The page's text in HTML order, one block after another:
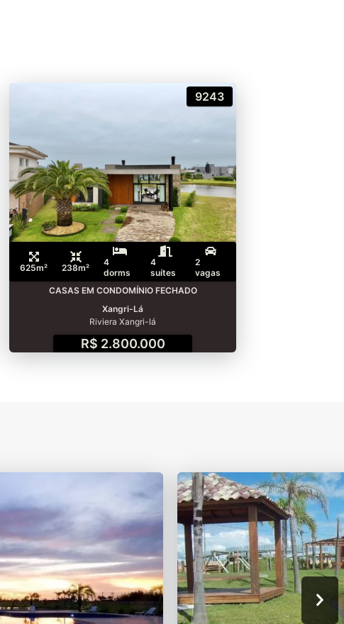
9243
625m² 238m²
4
dorms
4
suítes
2
vagas
CASAS EM CONDOMÍNIO FECHADO
Xangri-Lá
Riviera Xangri-lá
R$ 2.800.000